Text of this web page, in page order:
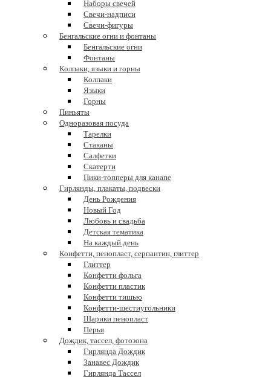
Наборы свечей
Свечи-надписи
Свечи-фигуры
Бенгальские огни и фонтаны
Бенгальские огни
Фонтаны
Колпаки, языки и горны
Колпаки
Языки
Горны
Пиньяты
Одноразовая посуда
Тарелки
Стаканы
Салфетки
Скатерти
Пики-топперы для канапе
Гирлянды, плакаты, подвески
День Рождения
Новый Год
Любовь и свадьба
Детская тематика
На каждый день
Конфетти, пенопласт, серпантин, глиттер
Глиттер
Конфетти фольга
Конфетти пластик
Конфетти тишью
Конфетти-шестиугольники
Шарики пенопласт
Перья
Дождик, тассел, фотозона
Гирлянда Дождик
Занавес Дождик
Гирлянда Тассел